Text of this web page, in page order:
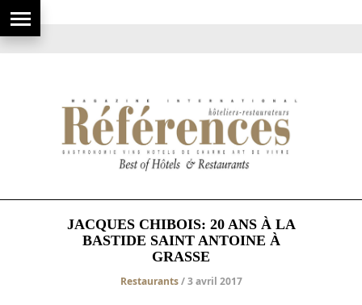
JACQUES CHIBOIS: 20 ANS À LA
BASTIDE SAINT ANTOINE À
GRASSE
Restaurants/ 3 avril 2017